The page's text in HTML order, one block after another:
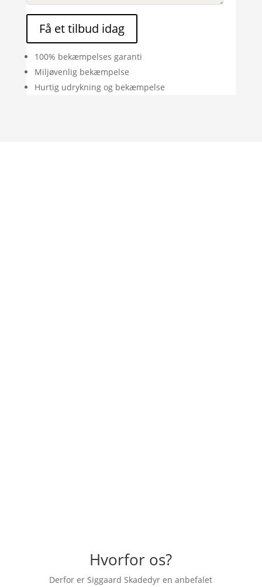
Få et tilbud idag
100% bekæmpelses garanti
Miljøvenlig bekæmpelse
Hurtig udrykning og bekæmpelse
Hvorfor os?
Derfor er Siggaard Skadedyr en anbefalet